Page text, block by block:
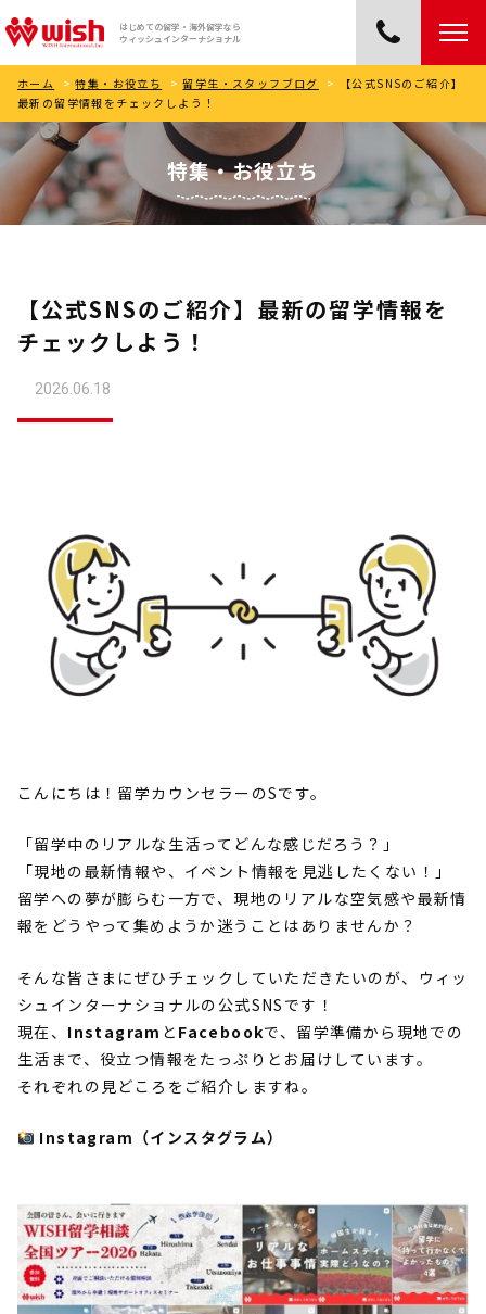
はじめての留学・海外留学なら
ウィッシュインターナショナル
ホーム > 特集・お役立ち > 留学生・スタッフブログ >
【公式SNSのご紹介】
最新の留学情報をチェックしよう！
特集・お役立ち
【公式SNSのご紹介】最新の留学情報を
チェックしよう！
2026.06.18
こんにちは！留学カウンセラーのSです。
「留学中のリアルな生活ってどんな感じだろう？」
「現地の最新情報や、イベント情報を見逃したくない！」
留学への夢が膨らむ一方で、現地のリアルな空気感や最新情
報をどうやって集めようか迷うことはありませんか？
そんな皆さまにぜひチェックしていただきたいのが、ウィッ
シュインターナショナルの公式SNS です！
現在、 Instagram と Facebookで、留学準備から現地での
生活まで、役立つ情報をたっぷりとお届けしています。
それぞれの見どころをご紹介しますね。
Instagram （インスタグラム）